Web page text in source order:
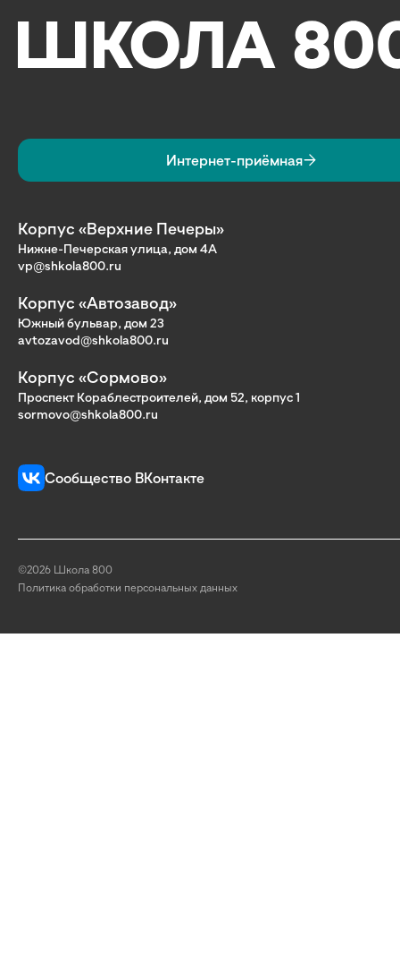
Интернет-приёмная
Корпус «Верхние Печеры»
Нижне-Печерская улица, дом 4А
vp@shkola800.ru
Корпус «Автозавод»
Южный бульвар, дом 23
avtozavod@shkola800.ru
Корпус «Сормово»
Проспект Кораблестроителей, дом 52, корпус 1
sormovo@shkola800.ru
Сообщество ВКонтакте
©2026 Школа 800
Политика обработки персональных данных